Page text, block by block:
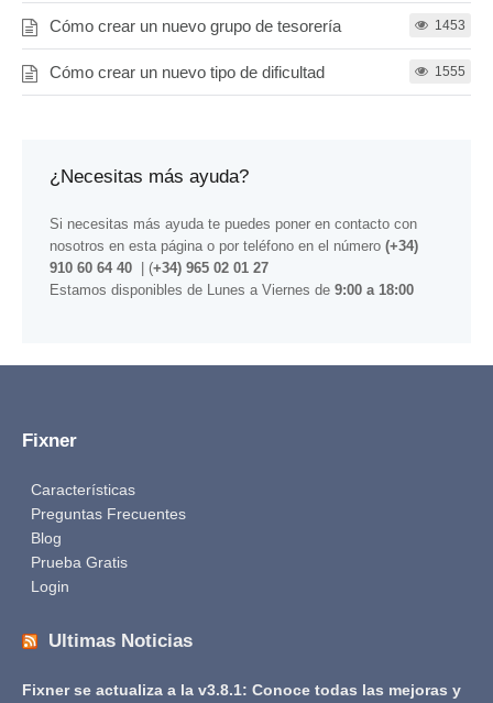
Cómo crear un nuevo grupo de tesorería 1453
Cómo crear un nuevo tipo de dificultad 1555
¿Necesitas más ayuda?
Si necesitas más ayuda te puedes poner en contacto con
nosotros en esta página o por teléfono en el número (+34)
910 60 64 40 | (+34) 965 02 01 27
Estamos disponibles de Lunes a Viernes de 9:00 a 18:00
Fixner
Características
Preguntas Frecuentes
Blog
Prueba Gratis
Login
Ultimas Noticias
Fixner se actualiza a la v3.8.1: Conoce todas las mejoras y